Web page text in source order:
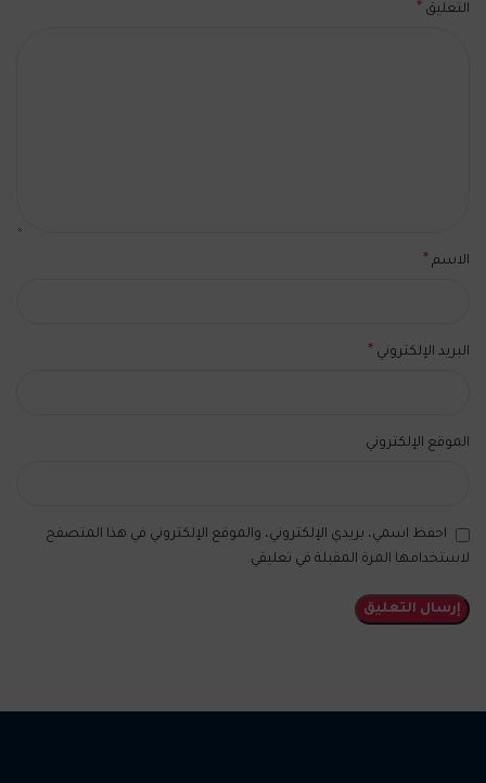
التعليق *
الاسم *
البريد الإلكتروني *
الموقع الإلكتروني
احفظ اسمي، بريدي الإلكتروني، والموقع الإلكتروني في هذا المتصفح
لاستخدامها المرة المقبلة في تعليقي.